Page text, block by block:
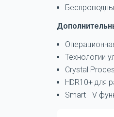
Технологии
Crystal
HDR10+ для
Smart TV